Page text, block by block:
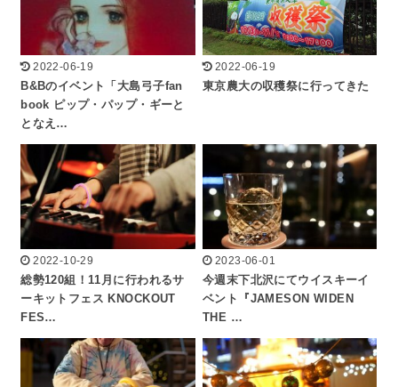
2022-06-19
B&Bのイベント「大島弓子fan
book ピップ・パップ・ギーと
となえ…
2022-06-19
東京農大の収穫祭に行ってきた
2022-10-29
総勢120組！11月に行われるサ
ーキットフェス KNOCKOUT
FES…
2023-06-01
今週末下北沢にてウイスキーイ
ベント『JAMESON WIDEN
THE …